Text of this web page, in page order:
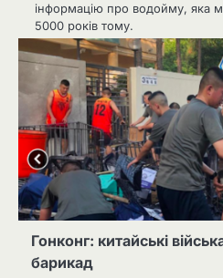
інформацію про водойму, яка
5000 років тому.
Гонконг: китайські
барикад